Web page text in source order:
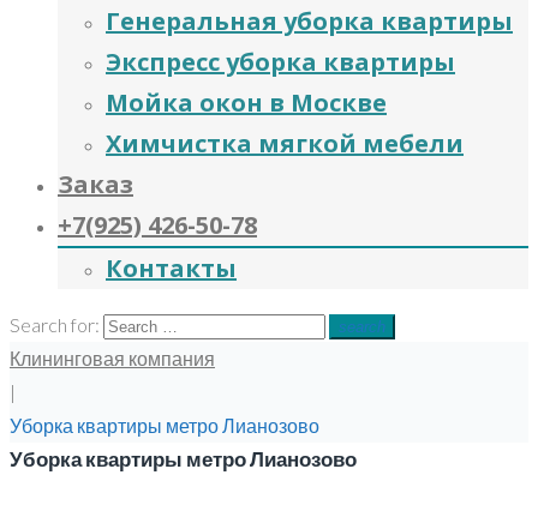
Генеральная уборка квартиры
Экспресс уборка квартиры
Мойка окон в Москве
Химчистка мягкой мебели
Заказ
+7(925) 426-50-78
Контакты
Search for: search
Клининговая компания
|
Уборка квартиры метро Лианозово
Уборка квартиры метро Лианозово